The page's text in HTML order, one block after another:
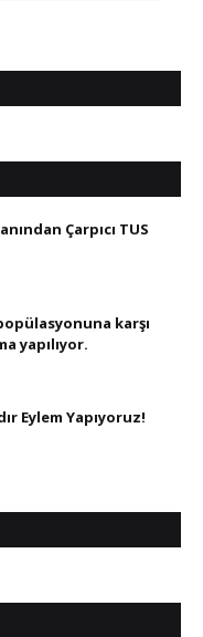
Çarpıcı TUS
karşı
yapılıyor.
Eylem Yapıyoruz!